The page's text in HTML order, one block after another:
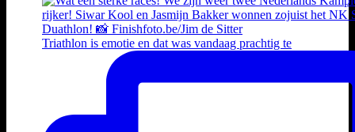
Triathlon is emotie en dat was vandaag prachtig te